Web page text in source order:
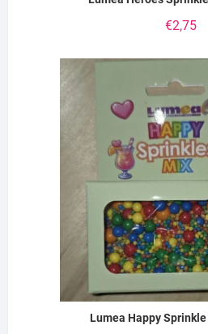
€2,75
Lumea Happy